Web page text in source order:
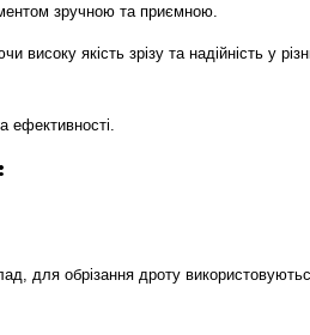
зручною та приємною.
якість зрізу та надійність у
ефективності.
для обрізання дроту